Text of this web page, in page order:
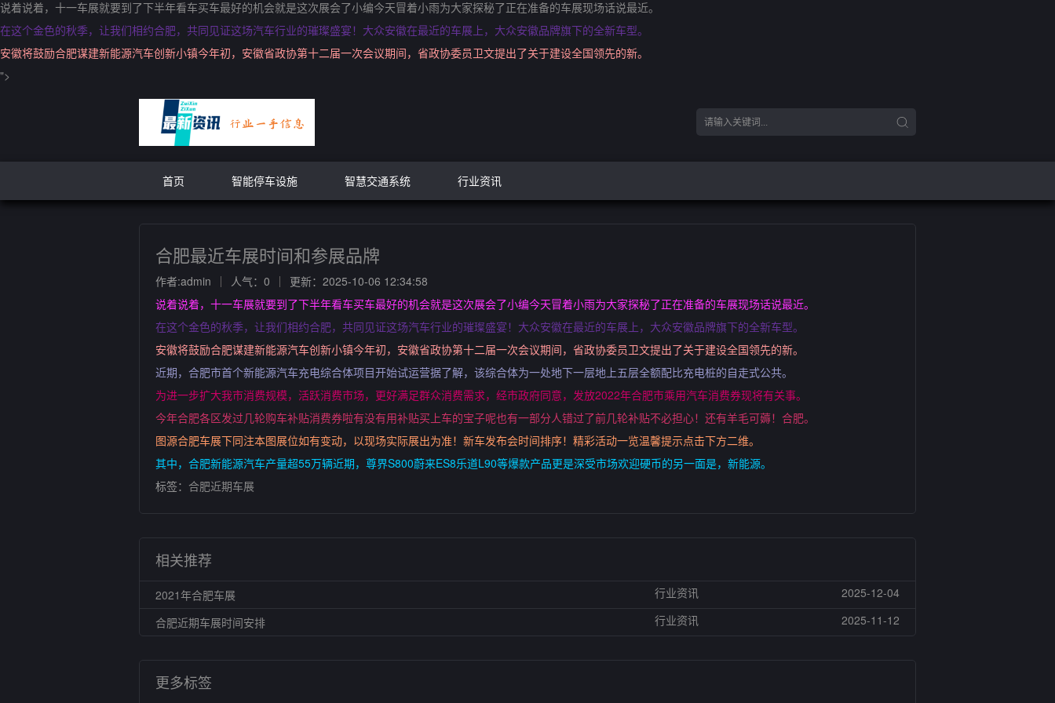
说着说着，十一车展就要到了下半年看车买车最好的机会就是这次展会了小编今天冒着小雨为大家探秘了正在准备的车展现场话说最近。
在这个金色的秋季，让我们相约合肥，共同见证这场汽车行业的璀璨盛宴！大众安徽在最近的车展上，大众安徽品牌旗下的全新车型。
安徽将鼓励合肥谋建新能源汽车创新小镇今年初，安徽省政协第十二届一次会议期间，省政协委员卫文提出了关于建设全国领先的新。
">
首页 智能停车设施 智慧交通系统 行业资讯
合肥最近车展时间和参展品牌
作者:admin 人气：0
更新：2025-10-06 12:34:58
说着说着，十一车展就要到了下半年看车买车最好的机会就是这次展会了小编今天冒着小雨为大家探秘了正在准备的车展现场话说最近。
在这个金色的秋季，让我们相约合肥，共同见证这场汽车行业的璀璨盛宴！大众安徽在最近的车展上，大众安徽品牌旗下的全新车型。
安徽将鼓励合肥谋建新能源汽车创新小镇今年初，安徽省政协第十二届一次会议期间，省政协委员卫文提出了关于建设全国领先的新。
近期，合肥市首个新能源汽车充电综合体项目开始试运营据了解，该综合体为一处地下一层地上五层全额配比充电桩的自走式公共。
为进一步扩大我市消费规模，活跃消费市场，更好满足群众消费需求，经市政府同意，发放2022年合肥市乘用汽车消费券现将有关事。
今年合肥各区发过几轮购车补贴消费券啦有没有用补贴买上车的宝子呢也有一部分人错过了前几轮补贴不必担心！还有羊毛可薅！合肥。
图源合肥车展下同注本图展位如有变动，以现场实际展出为准！新车发布会时间排序！精彩活动一览温馨提示点击下方二维。
其中，合肥新能源汽车产量超55万辆近期，尊界S800蔚来ES8乐道L90等爆款产品更是深受市场欢迎硬币的另一面是，新能源。
标签： 合肥近期车展
相关推荐
2021年合肥车展 行业资讯
2025-12-04
合肥近期车展时间安排
行业资讯 2025-11-12
更多标签